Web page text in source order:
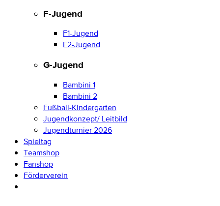
F-Jugend
F1-Jugend
F2-Jugend
G-Jugend
Bambini 1
Bambini 2
Fußball-Kindergarten
Jugendkonzept/ Leitbild
Jugendturnier 2026
Spieltag
Teamshop
Fanshop
Förderverein